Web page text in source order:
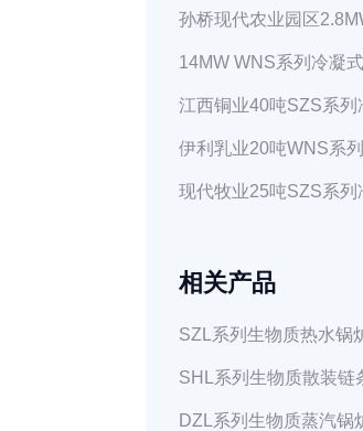
孙桥现代农业园区
14MW WNS系列冷凝
江西铜业40吨SZS系列
伊利乳业20吨WNS系
现代牧业25吨SZS系列
相关产品
SZL系列生物质热水锅
SHL系列生物质散装链
DZL系列生物质蒸汽锅